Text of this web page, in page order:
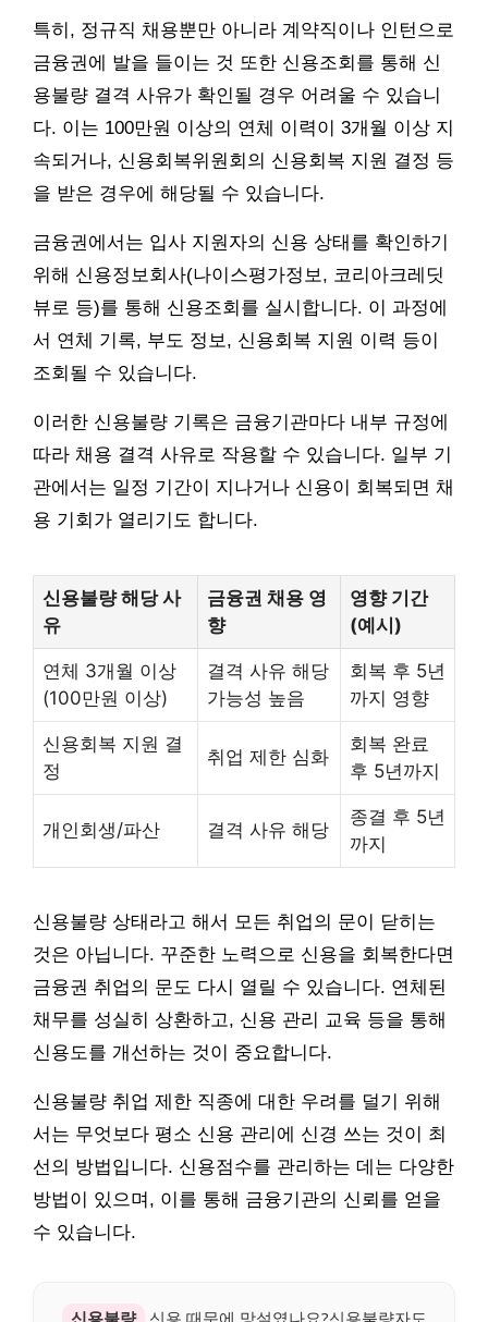
특히, 정규직 채용뿐만 아니라 계약직이나 인턴으로
금융권에 발을 들이는 것 또한 신용조회를 통해 신
용불량 결격 사유가 확인될 경우 어려울 수 있습니
다. 이는 100만원 이상의 연체 이력이 3개월 이상 지
속되거나, 신용회복위원회의 신용회복 지원 결정 등
을 받은 경우에 해당될 수 있습니다.
금융권에서는 입사 지원자의 신용 상태를 확인하기
위해 신용정보회사(나이스평가정보, 코리아크레딧
뷰로 등)를 통해 신용조회를 실시합니다. 이 과정에
서 연체 기록, 부도 정보, 신용회복 지원 이력 등이
조회될 수 있습니다.
이러한 신용불량 기록은 금융기관마다 내부 규정에
따라 채용 결격 사유로 작용할 수 있습니다. 일부 기
관에서는 일정 기간이 지나거나 신용이 회복되면 채
용 기회가 열리기도 합니다.
신용불량 해당 사
유
금융권 채용 영
향
영향 기간
(예시)
연체 3개월 이상
(100만원 이상)
결격 사유 해당
가능성 높음
회복 후 5년
까지 영향
신용회복 지원 결
정
취업 제한 심화
회복 완료
후 5년까지
개인회생/파산 결격 사유 해당
종결 후 5년
까지
신용불량 상태라고 해서 모든 취업의 문이 닫히는
것은 아닙니다. 꾸준한 노력으로 신용을 회복한다면
금융권 취업의 문도 다시 열릴 수 있습니다. 연체된
채무를 성실히 상환하고, 신용 관리 교육 등을 통해
신용도를 개선하는 것이 중요합니다.
신용불량 취업 제한 직종에 대한 우려를 덜기 위해
서는 무엇보다 평소 신용 관리에 신경 쓰는 것이 최
선의 방법입니다. 신용점수를 관리하는 데는 다양한
방법이 있으며, 이를 통해 금융기관의 신뢰를 얻을
수 있습니다.